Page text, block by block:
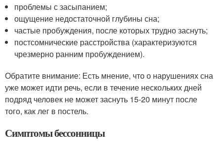
проблемы с засыпанием;
ощущение недостаточной глубины сна;
частые пробуждения, после которых трудно заснуть;
постсомнические расстройства (характеризуются
чрезмерно ранним пробуждением).
Обратите внимание: Есть мнение, что о нарушениях сна
уже может идти речь, если в течение нескольких дней
подряд человек не может заснуть 15-20 минут после
того, как лег в постель.
Симптомы бессонницы